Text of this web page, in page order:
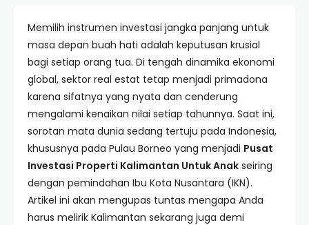
Memilih instrumen investasi jangka panjang untuk
masa depan buah hati adalah keputusan krusial
bagi setiap orang tua. Di tengah dinamika ekonomi
global, sektor real estat tetap menjadi primadona
karena sifatnya yang nyata dan cenderung
mengalami kenaikan nilai setiap tahunnya. Saat ini,
sorotan mata dunia sedang tertuju pada Indonesia,
khususnya pada Pulau Borneo yang menjadi Pusat
Investasi Properti Kalimantan Untuk Anak seiring
dengan pemindahan Ibu Kota Nusantara (IKN).
Artikel ini akan mengupas tuntas mengapa Anda
harus melirik Kalimantan sekarang juga demi